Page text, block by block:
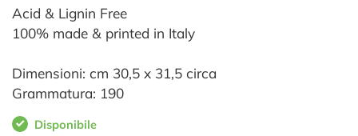
Acid & Lignin Free
100% made & printed in Italy
Dimensioni: cm 30,5 x 31,5 circa
Grammatura: 190
Disponibile